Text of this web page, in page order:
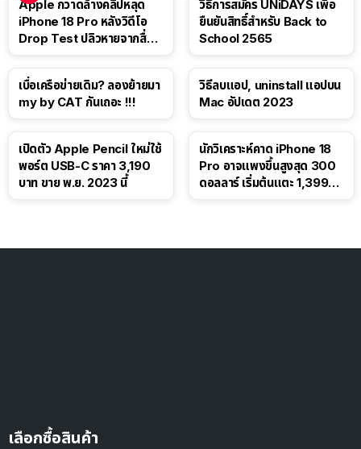
Apple กวาดล้างคลิปหลุด
iPhone 18 Pro หลังวิดีโอ
Drop Test ปลิวหายจากสื่อ
วิธีการสมัคร UNiDAYS เพื่อ
ยืนยันสิทธิ์สำหรับ Back to
School 2565
เบื่อเครือข่ายเดิม? ลองย้ายมา
my by CAT กันเถอะ !!!
วิธีลบแอป, uninstall แอปบน
Mac อัปเดต 2023
เปิดตัว Apple Pencil ใหม่ใช้
พอร์ต USB-C ราคา 3,190
บาท ขาย พ.ย. 2023 นี้
นักวิเคราะห์คาด iPhone 18
Pro อาจแพงขึ้นสูงสุด 300
ดอลลาร์ เริ่มต้นแตะ 1,399
เลือกซื้อสินค้า